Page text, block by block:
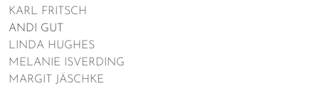
KARL FRITSCH
ANDI GUT
LINDA HUGHES
MELANIE ISVERDING
MARGIT JÄSCHKE